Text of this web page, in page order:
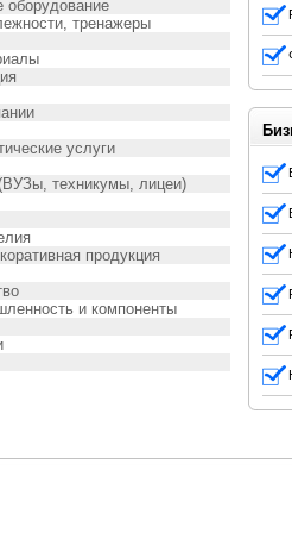
оборудование
тренажеры
услуги
техникумы, лицеи)
продукция
и компоненты